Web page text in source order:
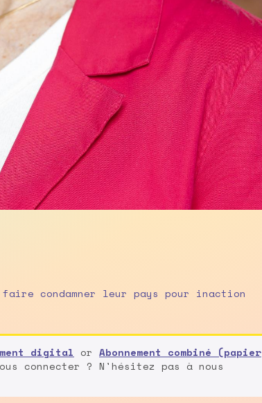
condamner leur pays pour inaction
digital or Abonnement combiné (papier
connecter ? N'hésitez pas à nous